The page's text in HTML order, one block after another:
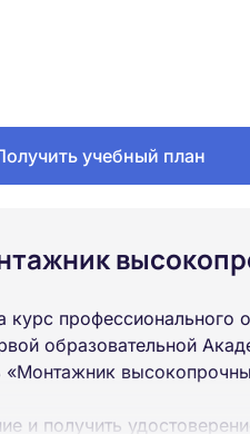
учебный план
курс
образовательной
«Монтажник
и получить